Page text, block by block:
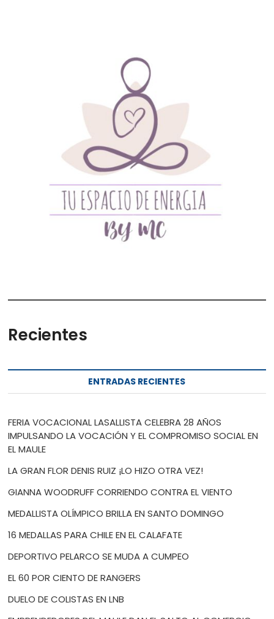
Recientes
ENTRADAS RECIENTES
FERIA VOCACIONAL LASALLISTA CELEBRA 28 AÑOS
IMPULSANDO LA VOCACIÓN Y EL COMPROMISO SOCIAL EN
EL MAULE
LA GRAN FLOR DENIS RUIZ ¡LO HIZO OTRA VEZ!
GIANNA WOODRUFF CORRIENDO CONTRA EL VIENTO
MEDALLISTA OLÍMPICO BRILLA EN SANTO DOMINGO
16 MEDALLAS PARA CHILE EN EL CALAFATE
DEPORTIVO PELARCO SE MUDA A CUMPEO
EL 60 POR CIENTO DE RANGERS
DUELO DE COLISTAS EN LNB